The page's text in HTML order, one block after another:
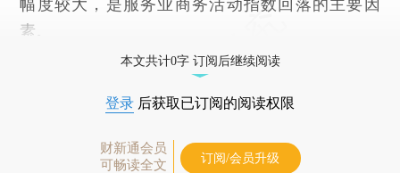
幅度较大，是服务业商务活动指数回落的主要因
素。
本文共计0字 订阅后继续阅读
登录 后获取已订阅的阅读权限
财新通会员
可畅读全文
订阅/会员升级